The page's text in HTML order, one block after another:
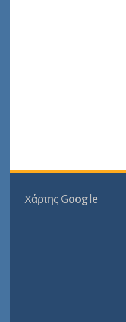
Χάρτης Google